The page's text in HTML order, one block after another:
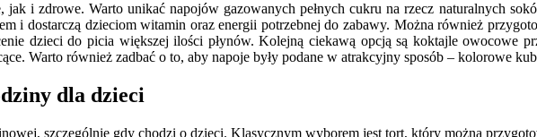
i zdrowe. Warto unikać napojów gazowanych pełnych cukru na rzecz naturalnych
i dostarczą dzieciom witamin oraz energii potrzebnej do zabawy. Można również
dzieci do picia większej ilości płynów. Kolejną ciekawą opcją są koktajle owocowe
Warto również zadbać o to, aby napoje były podane w atrakcyjny sposób – kolorowe
dla dzieci
szczególnie gdy chodzi o dzieci. Klasycznym wyborem jest tort, który można